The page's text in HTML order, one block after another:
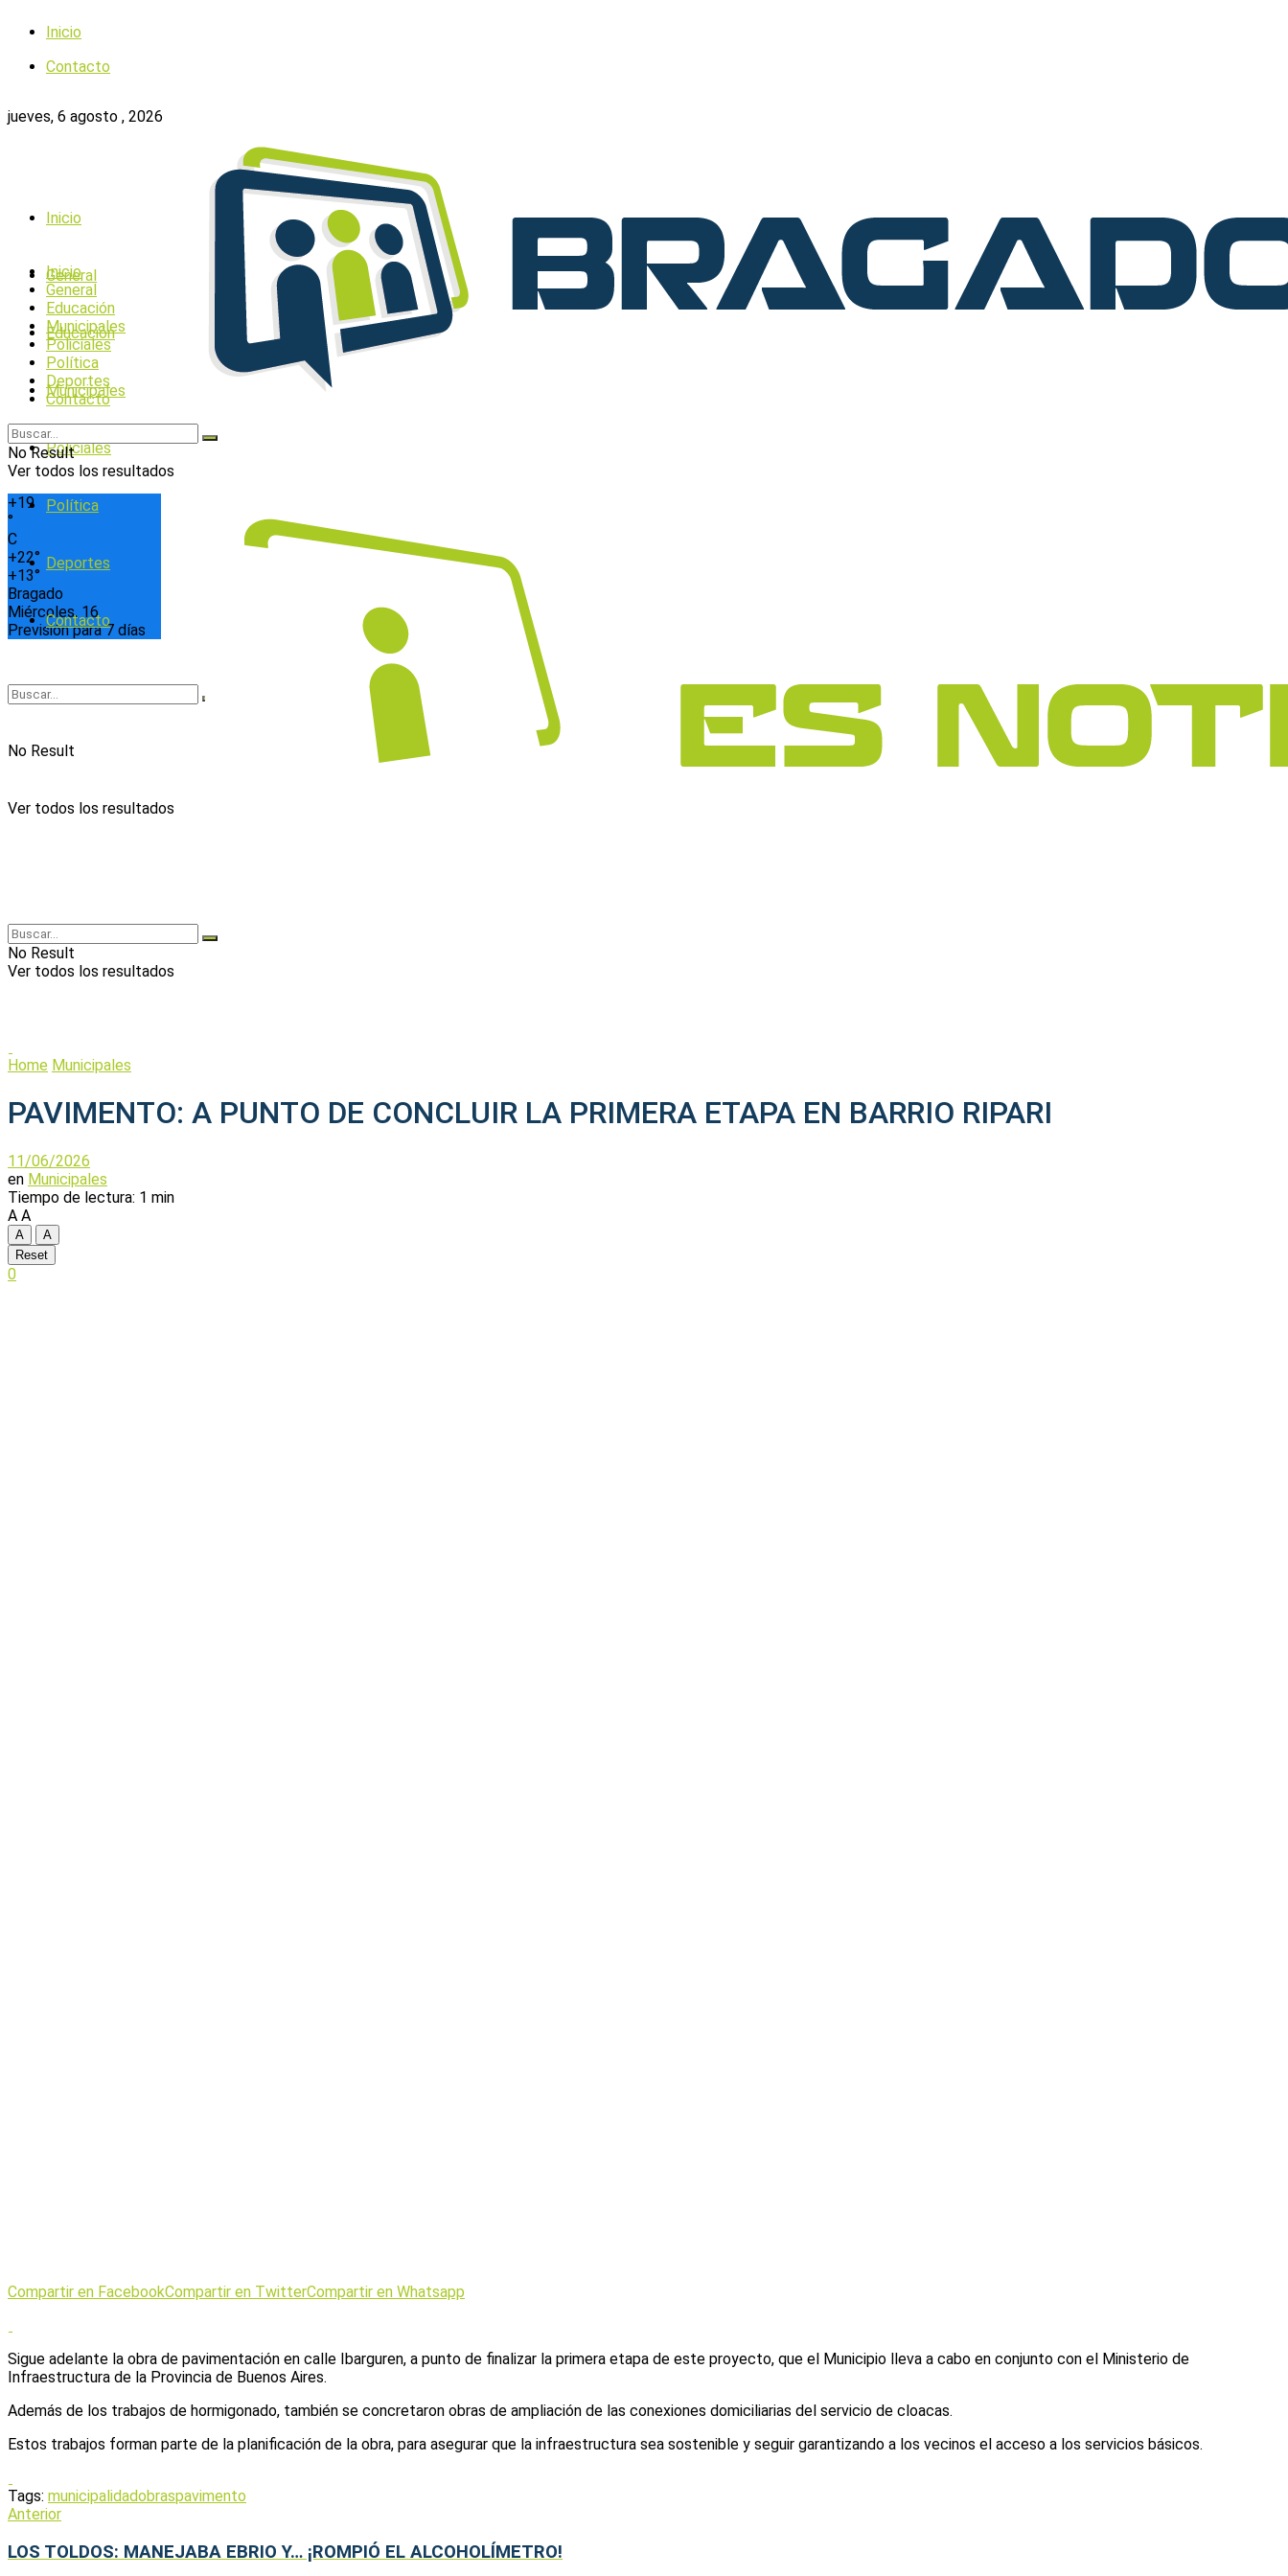
Inicio
Contacto
jueves, 6 agosto , 2026
+19
°
C
+22°
+13°
Bragado
Miércoles, 16
Previsión para 7 días
Inicio
General
Educación
Municipales
Policiales
Política
Deportes
Contacto
No Result
Ver todos los resultados
Inicio
General
Educación
Municipales
Policiales
Política
Deportes
Contacto
No Result
Ver todos los resultados
No Result
Ver todos los resultados
Home Municipales
PAVIMENTO: A PUNTO DE CONCLUIR LA PRIMERA ETAPA EN BARRIO RIPARI
11/06/2026
en Municipales
Tiempo de lectura: 1 min
A A
A
A
Reset
0
Compartir en FacebookCompartir en TwitterCompartir en Whatsapp
Sigue adelante la obra de pavimentación en calle Ibarguren, a punto de finalizar la primera etapa de este proyecto, que el Municipio lleva a cabo en conjunto con el Ministerio de
Infraestructura de la Provincia de Buenos Aires.
Además de los trabajos de hormigonado, también se concretaron obras de ampliación de las conexiones domiciliarias del servicio de cloacas.
Estos trabajos forman parte de la planificación de la obra, para asegurar que la infraestructura sea sostenible y seguir garantizando a los vecinos el acceso a los servicios básicos.
Tags: municipalidadobraspavimento
Anterior
LOS TOLDOS: MANEJABA EBRIO Y… ¡ROMPIÓ EL ALCOHOLÍMETRO!